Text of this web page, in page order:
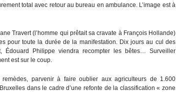
total avec retour au bureau en ambulance. L’image est à
Travert (l’homme qui prêtait sa cravate à François Hollande)
pour toute la durée de la manifestation. Dix jours au cul des
Édouard Philippe viendra recompter les bêtes… Surveiller
est sur le coup.
parvenir à faire oublier aux agriculteurs de 1.600
dans le cadre d’une refonte de la classification « zone